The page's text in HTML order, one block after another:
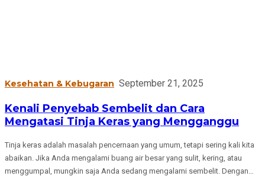
Kesehatan & Kebugaran September 21, 2025
Kenali Penyebab Sembelit dan Cara
Mengatasi Tinja Keras yang Mengganggu
Tinja keras adalah masalah pencernaan yang umum, tetapi sering kali kita
abaikan. Jika Anda mengalami buang air besar yang sulit, kering, atau
menggumpal, mungkin saja Anda sedang mengalami sembelit. Dengan…